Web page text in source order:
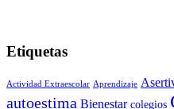
Etiquetas
Actividad Extraescolar Aprendizaje
autoestima Bienestar colegios